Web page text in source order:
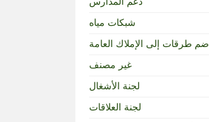
شبكات مياه
ضم طرقات إلى الإملاك العامة
غير مصنف
لجنة الأشغال
لجنة العلاقات